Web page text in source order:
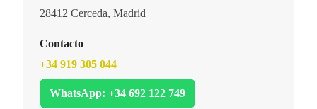
28412 Cerceda, Madrid
Contacto
+34 919 305 044
WhatsApp: +34 692 122 749